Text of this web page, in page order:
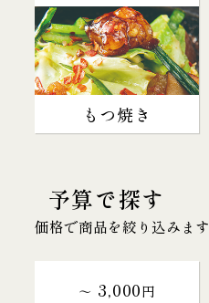
もつ焼き
予算で探す
価格で商品を絞り込みます
～ 3,000円